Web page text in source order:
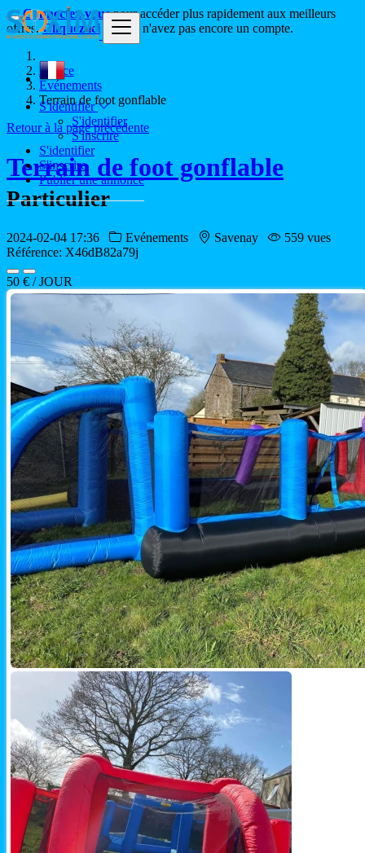
S'identifier
S'identifier
S'inscrire
S'identifier
S'inscrire
Publier une annonce
Connectez-vouspour accéder plus rapidement aux meilleurs
offres.Cliquez ici si vous n'avez pas encore un compte.
France
Evénements
Terrain de foot gonflable
Retour à la page précédente
Terrain de foot gonflable
Particulier
2024-02-04 17:36 Evénements Savenay
559 vues
Référence: X46dB82a79j
50 € / JOUR